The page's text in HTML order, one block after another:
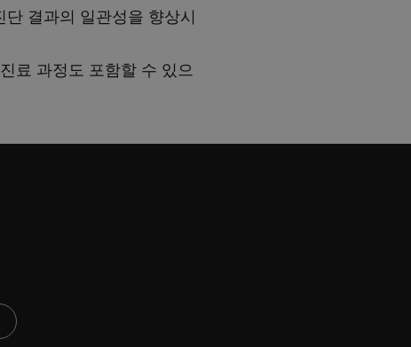
결과의 일관성을 향상시
료 과정도 포함할 수 있으